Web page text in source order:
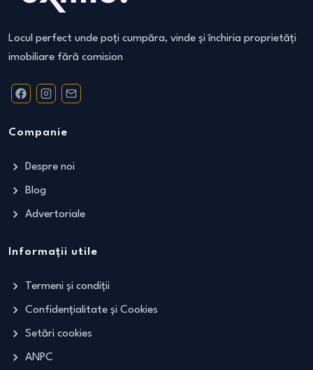
Locul perfect unde poți cumpăra, vinde și închiria proprietăți
imobiliare fără comision
Companie
Despre noi
Blog
Advertoriale
Informații utile
Termeni și condiții
Confidențialitate și Cookies
Setări cookies
ANPC